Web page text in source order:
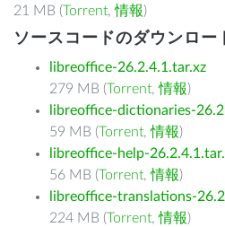
21 MB (Torrent,情報)
ソースコードのダウンロー
libreoffice-26.2.4.1.tar.xz
279 MB (Torrent,情報)
libreoffice-dictionaries-
59 MB (Torrent,情報)
libreoffice-help-
56 MB (Torrent,情報)
libreoffice-translations-
224 MB (Torrent,情報)